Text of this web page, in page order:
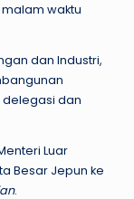
waktu
dan Industri,
delegasi dan
Luar
Besar Jepun ke
.